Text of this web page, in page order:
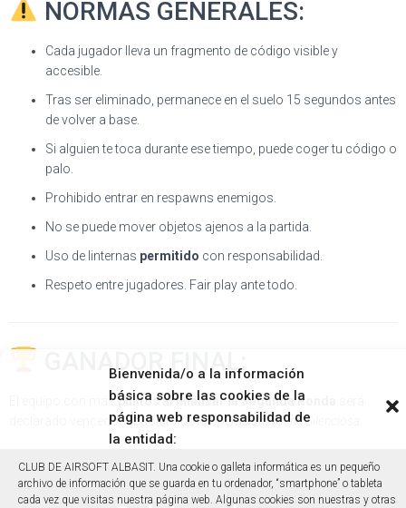
Bienvenida/o a la información
básica sobre las cookies de la
página web responsabilidad de
la entidad:
CLUB DE AIRSOFT ALBASIT. Una cookie o galleta informática es un pequeño
archivo de información que se guarda en tu ordenador, “smartphone” o tableta
cada vez que visitas nuestra página web. Algunas cookies son nuestras y otras
NORMAS GENERALES:
Cada jugador lleva un fragmento de código visible y
accesible.
Tras ser eliminado, permanece en el suelo 15 segundos antes
de volver a base.
Si alguien te toca durante ese tiempo, puede coger tu código o
palo.
Prohibido entrar en respawns enemigos.
No se puede mover objetos ajenos a la partida.
Uso de linternas permitido con responsabilidad.
Respeto entre jugadores. Fair play ante todo.
GANADOR FINAL:
El equipo con máspuntos al finalizar la Segunda Ronda
declarado vencedor absoluto de laOperación Noche Silenciosa